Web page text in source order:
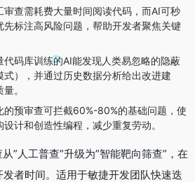
审查需耗费大量时间阅读代码，而AI可秒
先标注高风险问题，帮助开发者聚焦关键
代码库训练的AI能发现人类易忽略的隐蔽
式），并通过历史数据分析给出改进建
。
的预审查可拦截60%-80%的基础问题，使
计和创造性编程，减少重复劳动。
”人工普查”升级为”智能靶向筛查”，在
者时间。适用于敏捷开发团队快速迭